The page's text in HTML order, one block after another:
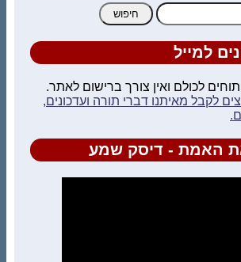
למייל
לכולם ואין צורך ברישום לאתר.
לקבל מאיתנו דברי תורה ועדכונים,
האמת - דיסק שמע